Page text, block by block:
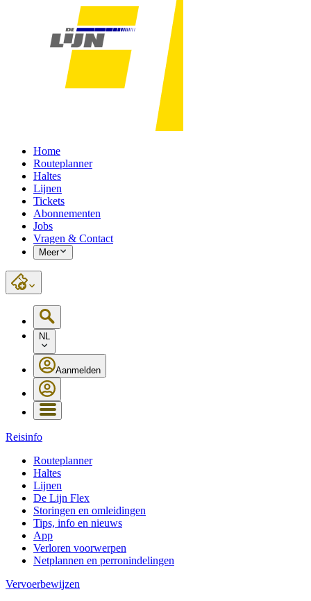
Home
Routeplanner
Haltes
Lijnen
Tickets
Abonnementen
Jobs
Vragen & Contact
Meer
NL
Aanmelden
Reisinfo
Routeplanner
Haltes
Lijnen
De Lijn Flex
Storingen en omleidingen
Tips, info en nieuws
App
Verloren voorwerpen
Netplannen en perronindelingen
Vervoerbewijzen